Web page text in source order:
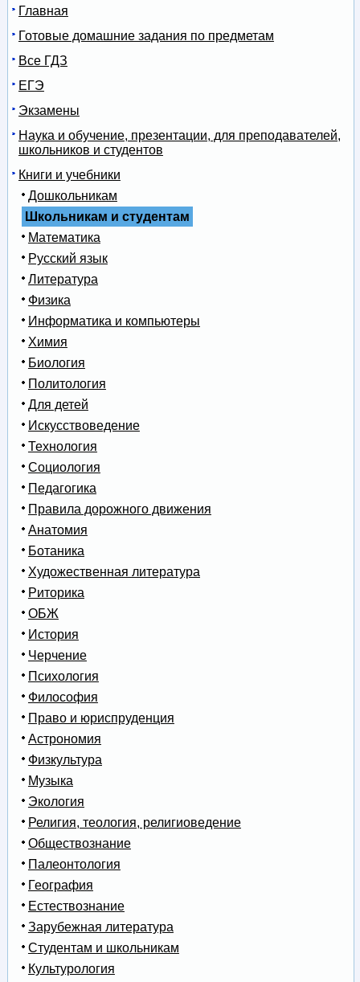
Главная
Готовые домашние задания по предметам
Все ГДЗ
ЕГЭ
Экзамены
Наука и обучение, презентации, для преподавателей,
школьников и студентов
Книги и учебники
Дошкольникам
Школьникам и студентам
Математика
Русский язык
Литература
Физика
Информатика и компьютеры
Химия
Биология
Политология
Для детей
Искусствоведение
Технология
Социология
Педагогика
Правила дорожного движения
Анатомия
Ботаника
Художественная литература
Риторика
ОБЖ
История
Черчение
Психология
Философия
Право и юриспруденция
Астрономия
Физкультура
Музыка
Экология
Религия, теология, религиоведение
Обществознание
Палеонтология
География
Естествознание
Зарубежная литература
Студентам и школьникам
Культурология